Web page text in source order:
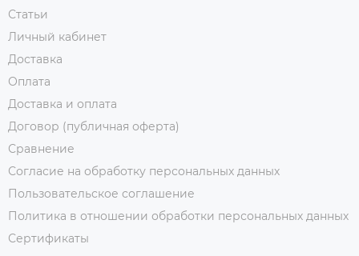
Статьи
Личный кабинет
Доставка
Оплата
Доставка и оплата
Договор (публичная оферта)
Сравнение
Согласие на обработку персональных данных
Пользовательское соглашение
Политика в отношении обработки персональных данных
Сертификаты